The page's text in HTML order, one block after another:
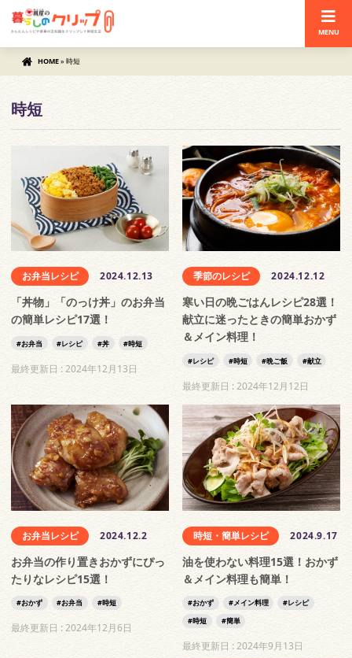
MENU
HOME» 時短
時短
お弁当レシピ 2024.12.13
「丼物」「のっけ丼」のお弁当
の簡単レシピ17選！
お弁当 レシピ 丼 時短
最終更新日 :2024年12月13日
季節のレシピ 2024.12.12
寒い日の晩ごはんレシピ28選！
献立に迷ったときの簡単おかず
＆メイン料理！
レシピ 時短 晩ご飯 献立
最終更新日 :2024年12月12日
お弁当レシピ 2024.12.2
お弁当の作り置きおかずにぴっ
たりなレシピ15選！
おかず お弁当 時短
最終更新日 :2024年12月6日
時短・簡単レシピ 2024.9.17
油を使わない料理15選！おかず
＆メイン料理も簡単！
おかず メイン料理
レシピ
時短
簡単
最終更新日 :2024年9月13日